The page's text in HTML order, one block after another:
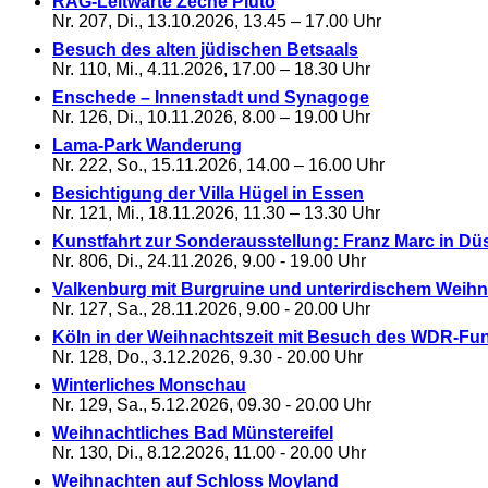
Nr. 207, Di., 13.10.2026, 13.45 – 17.00 Uhr
Besuch des alten jüdischen Betsaals
Nr. 110, Mi., 4.11.2026, 17.00 – 18.30 Uhr
Enschede – Innenstadt und Synagoge
Nr. 126, Di., 10.11.2026, 8.00 – 19.00 Uhr
Lama-Park Wanderung
Nr. 222, So., 15.11.2026, 14.00 – 16.00 Uhr
Besichtigung der Villa Hügel in Essen
Nr. 121, Mi., 18.11.2026, 11.30 – 13.30 Uhr
Kunstfahrt zur Sonderausstellung: Franz Marc in
Nr. 806, Di., 24.11.2026, 9.00 - 19.00 Uhr
Valkenburg mit Burgruine und unterirdischem
Nr. 127, Sa., 28.11.2026, 9.00 - 20.00 Uhr
Köln in der Weihnachtszeit mit Besuch des WDR-
Nr. 128, Do., 3.12.2026, 9.30 - 20.00 Uhr
Winterliches Monschau
Nr. 129, Sa., 5.12.2026, 09.30 - 20.00 Uhr
Weihnachtliches Bad Münstereifel
Nr. 130, Di., 8.12.2026, 11.00 - 20.00 Uhr
Weihnachten auf Schloss Moyland